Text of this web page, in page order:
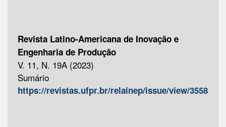
Revista Latino-Americana de Inovação e
Engenharia de Produção
V. 11, N. 19A (2023)
Sumário
https://revistas.ufpr.br/relainep/issue/view/3558